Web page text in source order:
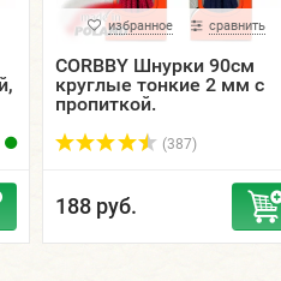
избранное сравнить
CORBBY Шнурки 90см
круглые тонкие 2 мм с
пропиткой.
(387)
188 руб.